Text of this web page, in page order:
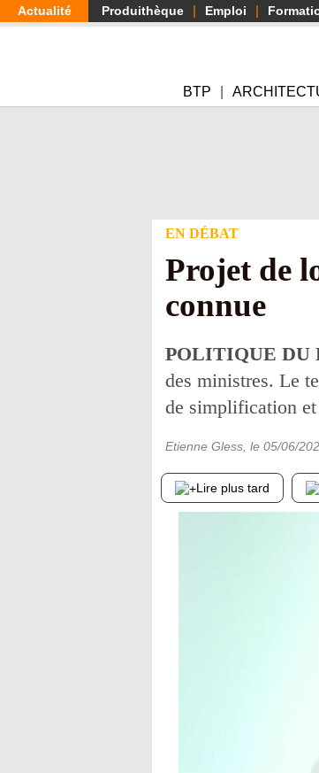
Aller
au
Actualité Produithèque Emploi
BTP
EN DÉBAT
Projet de
connue
POLITIQUE DU
des ministres. Le
de simplification
Etienne Gless , le 05/06/
Lire plus tard